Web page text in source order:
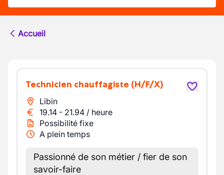
Accueil
Technicien chauffagiste (H/F/X)
Libin
19.14 - 21.94 / heure
Possibilité fixe
A plein temps
Passionné de son métier / fier de son
savoir-faire